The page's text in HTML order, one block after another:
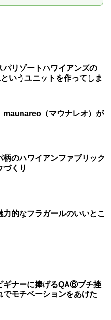
パリゾートハワイアンズの
いうユニットを作ってしま
maunareo（マウナレオ）が
柄のハワイアンファブリック
づくり
力的なフラガールのいいとこ
ギナーに捧げるQA⑥プチ挫
でモチベーションをあげた